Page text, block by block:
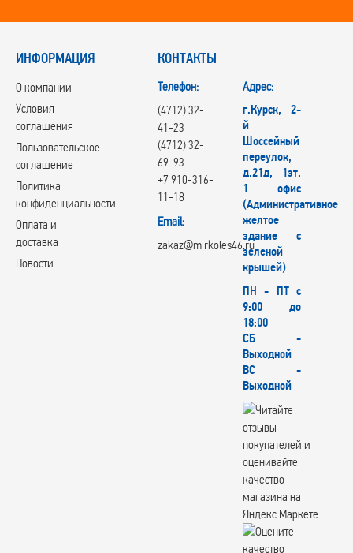
ИНФОРМАЦИЯ
О компании
Условия
соглашения
Пользовательское
соглашение
Политика
конфиденциальности
Оплата и
доставка
Новости
КОНТАКТЫ
Телефон:
(4712) 32-
41-23
(4712) 32-
69-93
+7 910-316-
11-18
Email:
zakaz@mirkoles46.ru
Адрес:
г.Курск, 2-
й
Шоссейный
переулок,
д.21д, 1эт.
1 офис
(Административное
желтое
здание с
зеленой
крышей)
ПН - ПТ с
9:00 до
18:00
СБ -
Выходной
ВС -
Выходной